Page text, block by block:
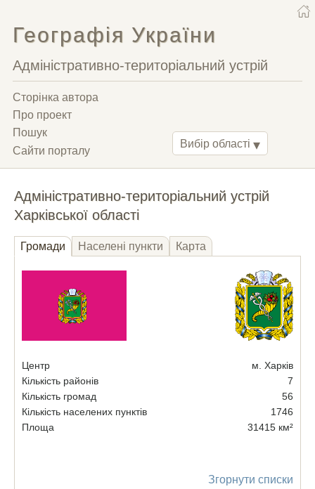
Географія України
Адміністративно-територіальний устрій
Вибір області
Сайти порталу
Пошук
Про проект
Сторінка автора
Адміністративно-територіальний устрій
Харківської області
Громади Населені пункти Карта
Центр
м. Харків
Кількість районів
7
Кількість громад
56
Кількість населених пунктів
1746
Площа
31415 км²
Згорнути списки